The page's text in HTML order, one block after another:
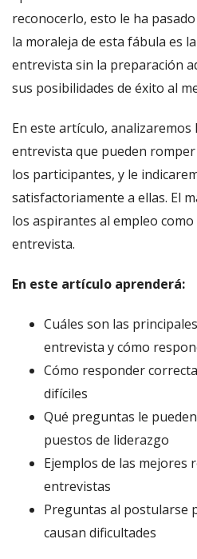
reconocerlo, esto le ha
la moraleja de esta fábula es
entrevista sin la preparación
sus posibilidades de éxito al
En este artículo,
entrevista que pueden
los participantes, y le
satisfactoriamente a ellas. El
los aspirantes al empleo
entrevista.
En este artículo aprenderá:
Cuáles son las
entrevista y cómo
Cómo responder
difíciles
Qué preguntas le
puestos de liderazgo
Ejemplos de las mejores
entrevistas
Preguntas al postularse
causan dificultades